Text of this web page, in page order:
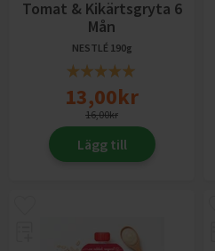
Tomat & Kikärtsgryta 6
Mån
NESTLÉ 190g
13,00kr
16,00kr
Lägg till